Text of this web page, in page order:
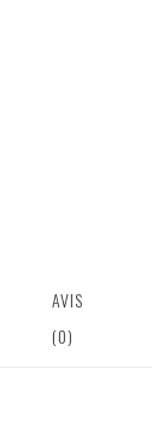
AVIS
(0)